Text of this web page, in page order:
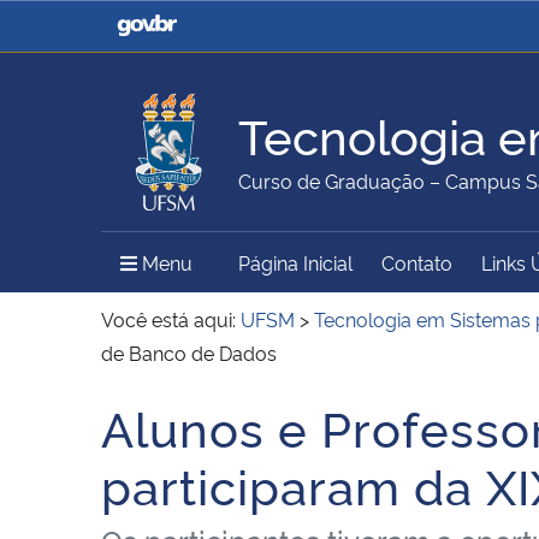
Casa Civil
Ministério da Justiça e
Ministério da Agricultura,
Pecuária e Abastecimento
Ministério da Educação
Ministério do Meio Ambiente Ministério do Turismo
Secretaria de Governo
Gabinete de Segurança
Institucional
Tecnologia
Curso de Graduação – Campus
Menu Menu Principal do Sítio
Página Inicial Contato Links
Você está aqui: UFSM >Tecnologia em Sistemas
de Banco de Dados
Início do conteúdo
Alunos e
participaram da